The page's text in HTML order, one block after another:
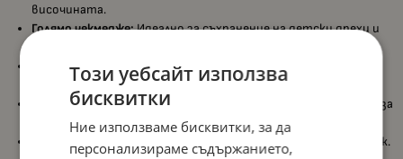
височината.
Голямо чекмедже:Идеално за съхранение на детски дрехи и
Материал:Произведено от 18 мм ламинирано ПДЧ с високо
качество, осигуряващо дълготрайност и безопасност.
Безопасност:Отговаря на всички европейски стандарти за
безопасност.
Висококачествена сглобка за лесен и бърз монтаж.
Този уебсайт използва
бисквитки
Ние използваме бисквитки, за да
персонализираме съдържанието,